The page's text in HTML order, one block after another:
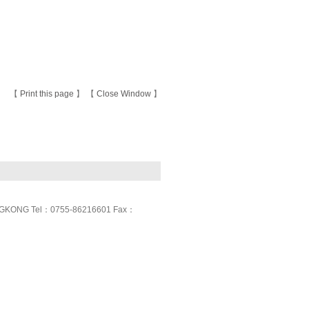
【 Print this page 】 【 Close Window 】
Tel：0755-86216601 Fax：